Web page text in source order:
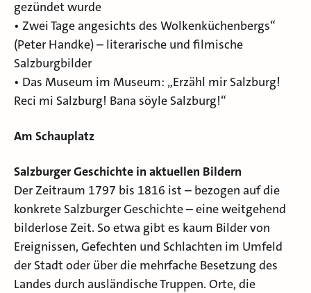
gezündet wurde
• Zwei Tage angesichts des Wolkenküchenbergs“
(Peter Handke) – literarische und filmische
Salzburgbilder
• Das Museum im Museum: „Erzähl mir Salzburg!
Reci mi Salzburg! Bana söyle Salzburg!“
Am Schauplatz
Salzburger Geschichte in aktuellen Bildern
Der Zeitraum 1797 bis 1816 ist – bezogen auf die
konkrete Salzburger Geschichte – eine weitgehend
bilderlose Zeit. So etwa gibt es kaum Bilder von
Ereignissen, Gefechten und Schlachten im Umfeld
der Stadt oder über die mehrfache Besetzung des
Landes durch ausländische Truppen. Orte, die